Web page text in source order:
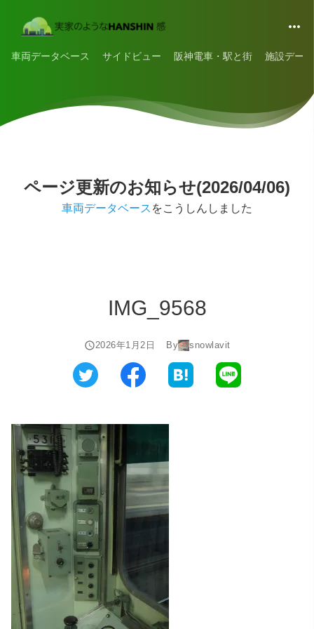
車両データベース サイドビュー 阪神電車・駅と街 施設デー
ページ更新のお知らせ(2026/04/06)
車両データベース をこうしんしました
IMG_9568
2026年1月2日 By snowlavit